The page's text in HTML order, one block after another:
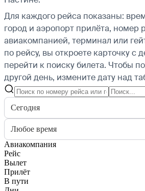
Для каждого рейса показаны:
город и аэропорт прилёта, номер
авиакомпанией, терминал или
по рейсу, вы откроете карточку с
перейти к поиску билета. Чтобы
другой день, измените дату над
Сегодня
Любое время
Авиакомпания
Рейс
Вылет
Прилёт
В пути